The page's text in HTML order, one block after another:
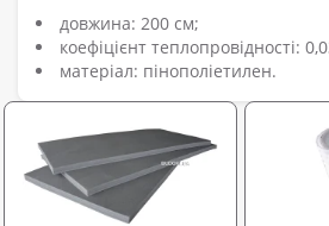
довжина: 200 см;
коефіцієнт теплопровідності:
матеріал: пінополіетилен.